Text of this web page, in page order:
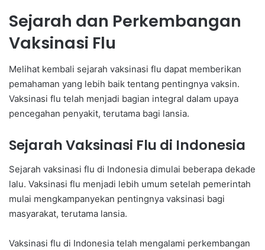
Sejarah dan Perkembangan
Vaksinasi Flu
Melihat kembali sejarah vaksinasi flu dapat memberikan
pemahaman yang lebih baik tentang pentingnya vaksin.
Vaksinasi flu telah menjadi bagian integral dalam upaya
pencegahan penyakit, terutama bagi lansia.
Sejarah Vaksinasi Flu di Indonesia
Sejarah vaksinasi flu di Indonesia dimulai beberapa dekade
lalu. Vaksinasi flu menjadi lebih umum setelah pemerintah
mulai mengkampanyekan pentingnya vaksinasi bagi
masyarakat, terutama lansia.
Vaksinasi flu di Indonesia telah mengalami perkembangan